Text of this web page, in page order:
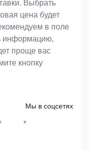
Выбрать
цена будет
в поле
информацию,
проще вас
кнопку
Мы в соцсетях
*